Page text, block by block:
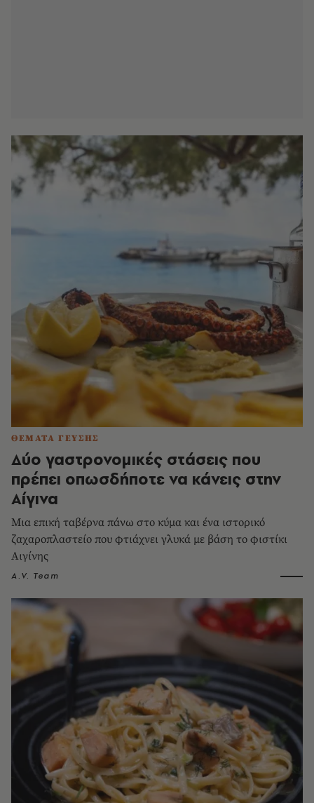
ΘΕΜΑΤΑ ΓΕΥΣΗΣ
Δύο γαστρονομικές στάσεις που
πρέπει οπωσδήποτε να κάνεις στην
Αίγινα
Μια επική ταβέρνα πάνω στο κύμα και ένα ιστορικό
ζαχαροπλαστείο που φτιάχνει γλυκά με βάση το φιστίκι
Αιγίνης
A.V. Team